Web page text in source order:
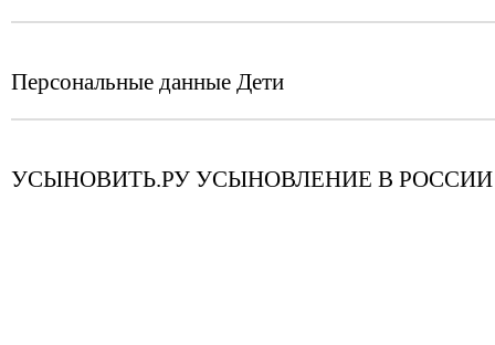
Персональные данные Дети
УСЫНОВИТЬ.РУ УСЫНОВЛЕНИЕ В РОССИИ